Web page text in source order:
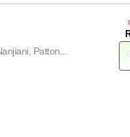
Patton...